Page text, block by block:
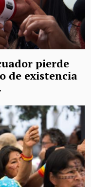
pierde
de existencia